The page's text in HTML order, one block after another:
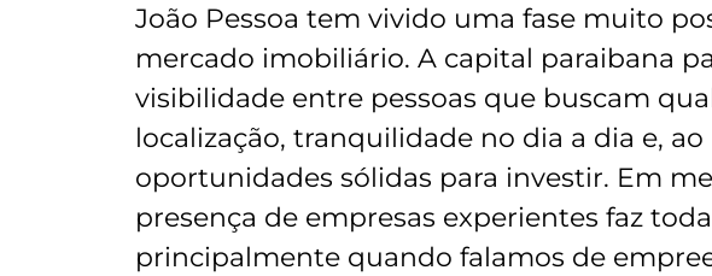
João Pessoa tem vivido uma fase muito
mercado imobiliário. A capital paraibana
visibilidade entre pessoas que buscam
localização, tranquilidade no dia a dia e,
oportunidades sólidas para investir. Em
presença de empresas experientes faz
principalmente quando falamos de